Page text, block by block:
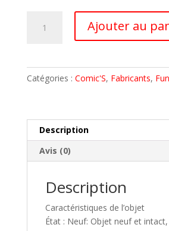
1989
Figurine
337
FUNKO
Ajouter au
Catégories : Comic'S, Fabricants,
Description
Avis (0)
Description
Caractéristiques de l’objet
État : Neuf: Objet neuf et intact,